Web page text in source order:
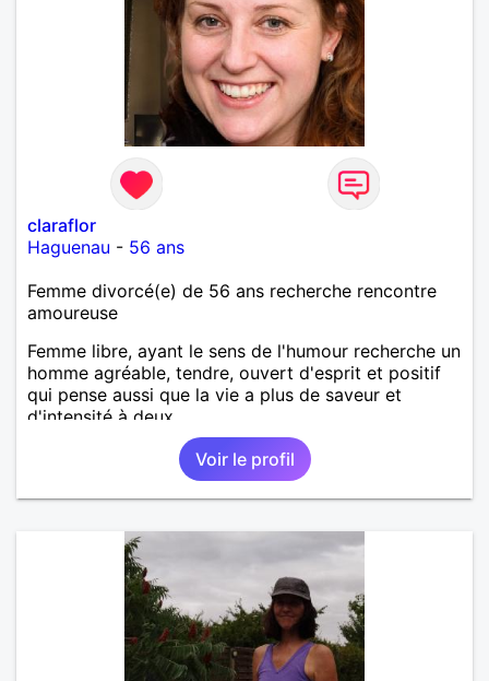
claraflor
Haguenau - 56 ans
Femme divorcé(e) de 56 ans recherche rencontre
amoureuse
Femme libre, ayant le sens de l'humour recherche un
homme agréable, tendre, ouvert d'esprit et positif
qui pense aussi que la vie a plus de saveur et
d'intensité à deux.
Voir le profil